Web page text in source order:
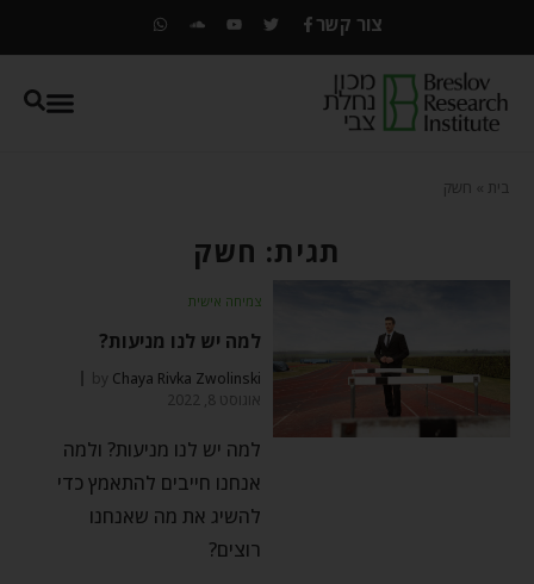
צור קשר
בית חשק
תגית: חשק
צמיחה אישית
למה יש לנו מניעות?
by Chaya Rivka Zwolinski
אוגוסט 8, 2022
למה יש לנו מניעות? ולמה
אנחנו חייבים להתאמץ כדי
להשיג את מה שאנחנו
רוצים?